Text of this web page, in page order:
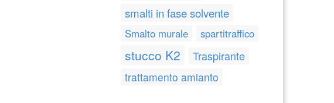
smalti in fase solvente
Smalto murale spartitraffico
stucco K2 Traspirante
trattamento amianto